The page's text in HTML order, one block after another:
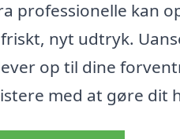
professionelle kan
nyt udtryk.
op til dine
med at gøre